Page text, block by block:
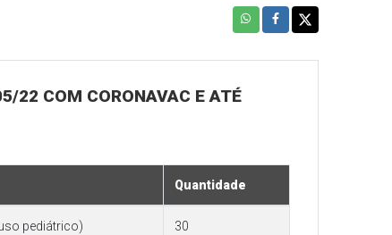
22 COM CORONAVAC E ATÉ
Quantidade
pediátrico) 30